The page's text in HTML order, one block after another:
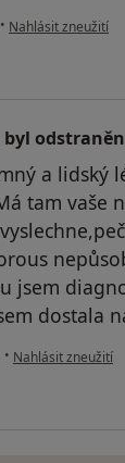
• podle názoru
Nahlásit zneužití
byl odstraněn
a lidský
tam vaše
jsem
dostala
• podle názoru
Nahlásit zneužití